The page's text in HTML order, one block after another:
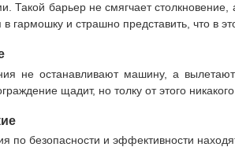
Такой барьер не смягчает
в гармошку и страшно представить, что в
не останавливают машину, а
щадит, но толку от этого
по безопасности и эффективности